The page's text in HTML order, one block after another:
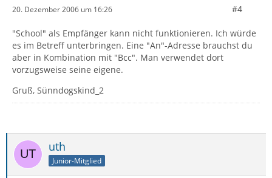
20. Dezember 2006 um 16:26 #4
"School" als Empfänger kann nicht funktionieren. Ich würde
es im Betreff unterbringen. Eine "An"-Adresse brauchst du
aber in Kombination mit "Bcc". Man verwendet dort
vorzugsweise seine eigene.
Gruß, Sünndogskind_2
uth
Junior-Mitglied